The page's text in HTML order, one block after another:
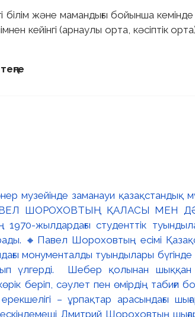
білім және мамандығы бойынша
кейінгі (арнаулы орта, кәсіптік